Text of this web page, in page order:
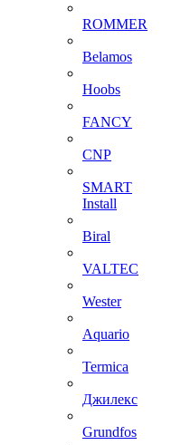
ROMMER
Belamos
Hoobs
FANCY
CNP
SMART
Install
Biral
VALTEC
Wester
Aquario
Termica
Джилекс
Grundfos